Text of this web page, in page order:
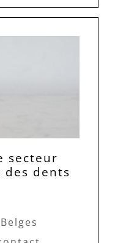
secteur
des dents